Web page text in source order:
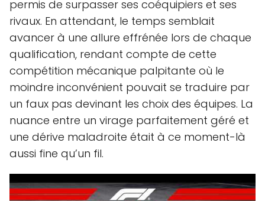
permis de surpasser ses coéquipiers et ses
rivaux. En attendant, le temps semblait
avancer à une allure effrénée lors de chaque
qualification, rendant compte de cette
compétition mécanique palpitante où le
moindre inconvénient pouvait se traduire par
un faux pas devinant les choix des équipes. La
nuance entre un virage parfaitement géré et
une dérive maladroite était à ce moment-là
aussi fine qu’un fil.